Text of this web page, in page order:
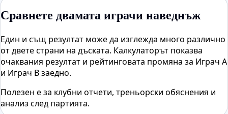
Сравнете двамата играчи наведнъж
Един и същ резултат може да изглежда много различно
от двете страни на дъската. Калкулаторът показва
очаквания резултат и рейтинговата промяна за Играч A
и Играч B заедно.
Полезен е за клубни отчети, треньорски обяснения и
анализ след партията.